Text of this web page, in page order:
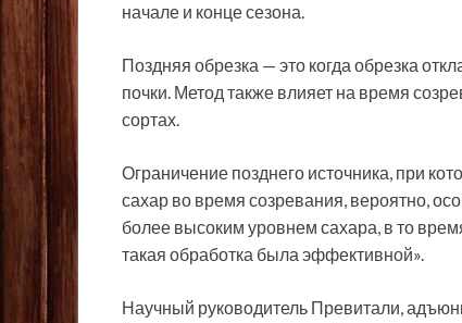
начале и конце сезона.
Поздняя обрезка — это когда обрезка
почки. Метод также влияет на время
сортах.
Ограничение позднего источника, при
сахар во время созревания, вероятно,
более высоким уровнем сахара, в то
такая обработка была эффективной».
Научный руководитель Превитали,